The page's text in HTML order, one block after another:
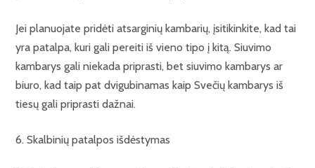
Jei planuojate pridėti atsarginių kambarių, įsitikinkite, kad tai
yra patalpa, kuri gali pereiti iš vieno tipo į kitą. Siuvimo
kambarys gali niekada priprasti, bet siuvimo kambarys ar
biuro, kad taip pat dvigubinamas kaip Svečių kambarys iš
tiesų gali priprasti dažnai.
6. Skalbinių patalpos išdėstymas